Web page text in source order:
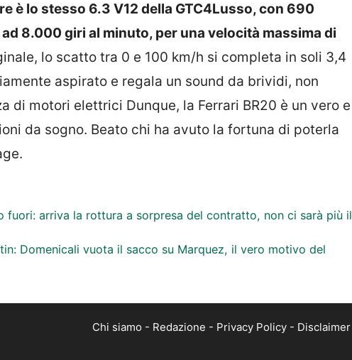
è lo stesso 6.3 V12 della GTC4Lusso, con 690
8.000 giri al minuto, per una velocità massima di
lo scatto tra 0 e 100 km/h si completa in soli 3,4
aspirato e regala un sound da brividi, non
di motori elettrici Dunque, la Ferrari BR20 è un vero e
da sogno. Beato chi ha avuto la fortuna di poterla
fuori: arriva la rottura a sorpresa del contratto, non ci sarà più il
Domenicali vuota il sacco su Marquez, il vero motivo del
Chi siamo - Redazione - Privacy Policy - Disclaimer